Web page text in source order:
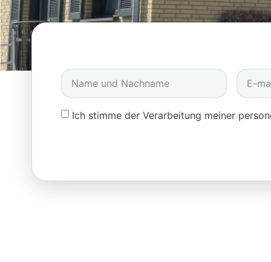
Ich stimme der Verarbeitung meiner